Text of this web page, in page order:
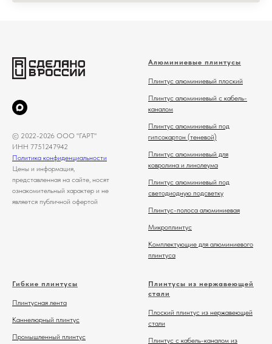
© 2022-2026 ООО "ГАРТ"
ИНН 7751247942
Политика конфиденциальности
Цены и информация,
представленная на сайте, носят
ознакомительный характер и не
является публичной офертой
Алюминиевые плинтусы
Плинтус алюминиевый плоский
Плинтус алюминиевый с кабель-
каналом
Плинтус алюминиевый под
гипсокартон (теневой)
Плинтус алюминиевый для
ковролина и линолеума
Плинтус алюминиевый под
светодиодную подсветку
Плинтус-полоса алюминиевая
Микроплинтус
Комплектующие для алюминиевого
плинтуса
Гибкие плинтусы
Плинтусная лента
Каннелюрный плинтус
Промышленный плинтус
Плинтусы из нержавеющей
стали
Плоский плинтус из нержавеющей
стали
Плинтус с кабель-каналом из